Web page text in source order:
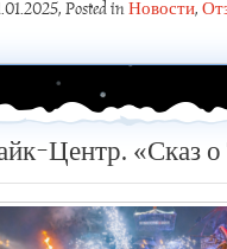
, Posted in Новости,
Центр. «Сказ